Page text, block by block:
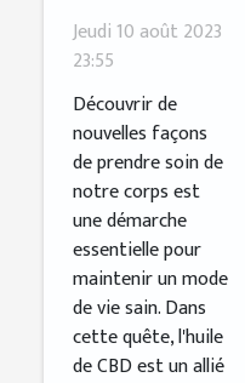
bienfaits de
l'huile de
CBD
Jeudi 10 août 2023
23:55
Découvrir de
nouvelles façons
de prendre soin de
notre corps est
une démarche
essentielle pour
maintenir un mode
de vie sain. Dans
cette quête, l'huile
de CBD est un allié